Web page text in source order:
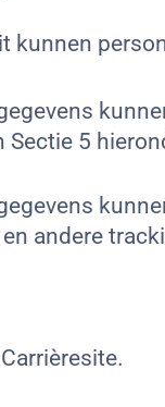
kunnen
5
andere